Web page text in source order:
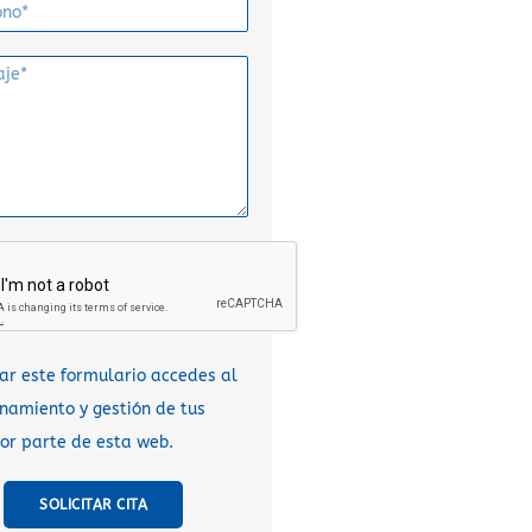
este formulario accedes al
y gestión de tus
parte de esta web.
SOLICITAR CITA